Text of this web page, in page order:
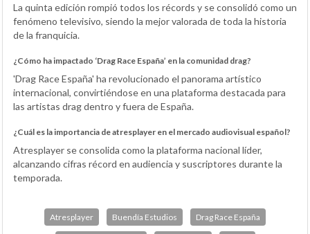
La quinta edición rompió todos los récords y se consolidó como un
fenómeno televisivo, siendo la mejor valorada de toda la historia
de la franquicia.
¿Cómo ha impactado ‘Drag Race España’ en la comunidad drag?
'Drag Race España' ha revolucionado el panorama artístico
internacional, convirtiéndose en una plataforma destacada para
las artistas drag dentro y fuera de España.
¿Cuál es la importancia de atresplayer en el mercado audiovisual español?
Atresplayer se consolida como la plataforma nacional líder,
alcanzando cifras récord en audiencia y suscriptores durante la
temporada.
Atresplayer Buendía Estudios Drag Race España